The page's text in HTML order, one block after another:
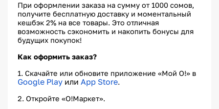
При оформлении заказа на сумму от 1000 сомов,
получите бесплатную доставку и моментальный
кешбэк 2% на все товары. Это отличная
возможность сэкономить и накопить бонусы для
будущих покупок!
Как оформить заказ?
1. Скачайте или обновите приложение «Мой О!» в
Google Play или App Store.
2. Откройте «О!Маркет».